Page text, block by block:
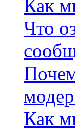
Как
Что
Как